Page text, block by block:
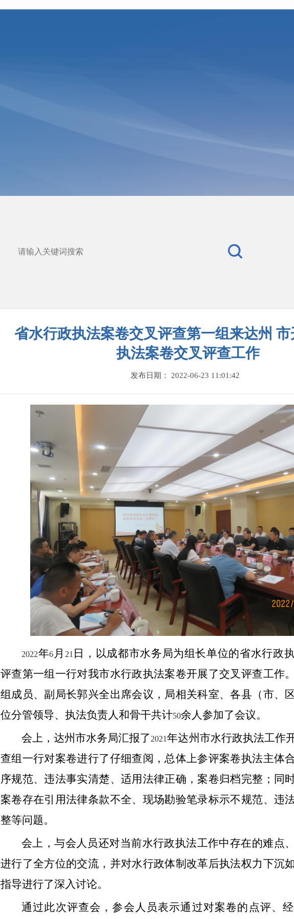
省水行政执法案卷交叉评查第一组来达州
执法案卷交叉评查工作
发布日期： 2022-06-23 11:01:42
2022年6 月 21 日，以成都市水务局为组长单位的省水行政
评查第一组一行对我市水行政执法案卷开展了交叉评查工作
组成员、副局长郭兴全出席会议，局相关科室、各县（市、
位分管领导、执法负责人和骨干共计50余人参加了会议。
会上，达州市水务局汇报了2021年达州市水行政执法工作
查组一行对案卷进行了仔细查阅，总体上参评案卷执法主体
序规范、违法事实清楚、适用法律正确，案卷归档完整；同
案卷存在引用法律条款不全、现场勘验笔录标示不规范、违
整等问题。
会上，与会人员还对当前水行政执法工作中存在的难点
进行了全方位的交流，并对水行政体制改革后执法权力下沉
指导进行了深入讨论。
通过此次评查会，参会人员表示通过对案卷的点评、